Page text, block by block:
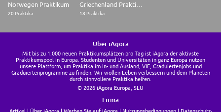
Norwegen Praktikum
20 Praktika 18 Praktika
Über iAgora
Mit bis zu 1.000 neuen Praktikumsplätzen pro Tag ist iAgora der aktivste
Praktikumspool in Europa. Studenten und Universitäten in ganz Europa nutzen
unsere Plattform, um Praktika im In- und Ausland, VIE, Graduiertenjobs und
Graduiertenprogramme zu finden. Wir wollen Leben verbessern und dem Planeten
durch sinnvollere Praktika helfen.
© 2026 iAgora Europa, SLU
Firma